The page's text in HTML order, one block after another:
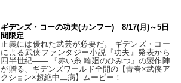
ギデンズ・コーの功夫(カンフー) 8/17(月)～5日
間限定
正義には優れた武芸が必要だ。 ギデンズ・コー
による武侠ファンタジー小説『功夫』発表から
四半世紀―― 『赤い糸 輪廻のひみつ』の製作陣
が贈る、ギデンズワールド全開の【青春×武侠ア
クション×超絶中二病】ムービー！